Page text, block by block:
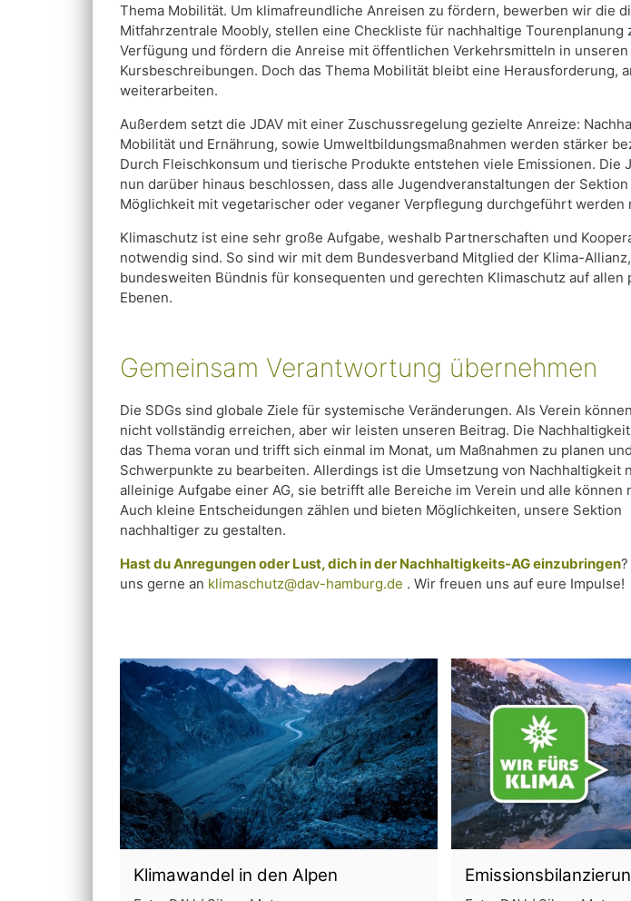
Thema Mobilität. Um klimafreundliche Anreisen zu fördern, bewerben wir die
Mitfahrzentrale Moobly, stellen eine Checkliste für nachhaltige Tourenplanung
Verfügung und fördern die Anreise mit öffentlichen Verkehrsmitteln in unseren
Kursbeschreibungen. Doch das Thema Mobilität bleibt eine Herausforderung,
weiterarbeiten.
Außerdem setzt die JDAV mit einer Zuschussregelung gezielte Anreize:
Mobilität und Ernährung, sowie Umweltbildungsmaßnahmen werden stärker
Durch Fleischkonsum und tierische Produkte entstehen viele Emissionen. Die
nun darüber hinaus beschlossen, dass alle Jugendveranstaltungen der Sektion
Möglichkeit mit vegetarischer oder veganer Verpflegung durchgeführt werden
Klimaschutz ist eine sehr große Aufgabe, weshalb Partnerschaften und
notwendig sind. So sind wir mit dem Bundesverband Mitglied der Klima-
bundesweiten Bündnis für konsequenten und gerechten Klimaschutz auf allen
Ebenen.
Gemeinsam Verantwortung übernehmen
Die SDGs sind globale Ziele für systemische Veränderungen. Als Verein
nicht vollständig erreichen, aber wir leisten unseren Beitrag. Die
das Thema voran und trifft sich einmal im Monat, um Maßnahmen zu planen und
Schwerpunkte zu bearbeiten. Allerdings ist die Umsetzung von Nachhaltigkeit
alleinige Aufgabe einer AG, sie betrifft alle Bereiche im Verein und alle können
Auch kleine Entscheidungen zählen und bieten Möglichkeiten, unsere Sektion
nachhaltiger zu gestalten.
Hast du Anregungen oder Lust, dich in der Nachhaltigkeits-AG einzubringen
uns gerne an klimaschutz@dav-hamburg.de . Wir freuen uns auf eure Impulse!
Klimawandel in den Alpen